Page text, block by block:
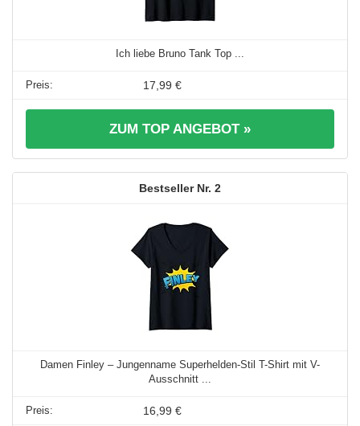
Ich liebe Bruno Tank Top ...
17,99 €
ZUM TOP ANGEBOT »
2
Damen Finley – Jungenname Superhelden-Stil T-Shirt mit V-
Ausschnitt ...
16,99 €